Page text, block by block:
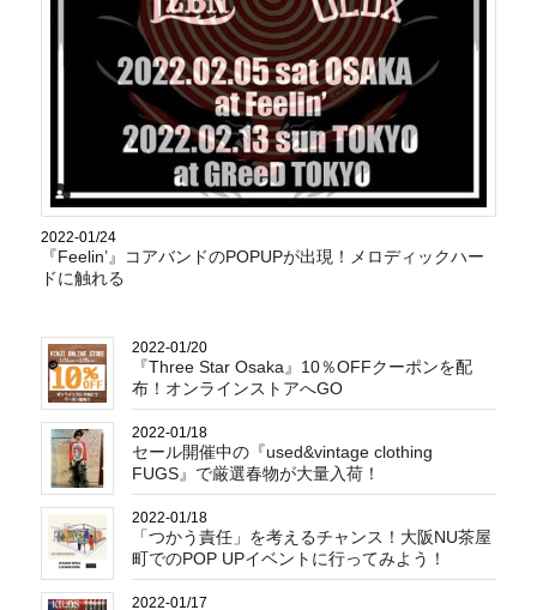
2022-01/24
『Feelin’』コアバンドのPOPUPが出現！メロディックハー
ドに触れる
2022-01/20
『Three Star Osaka』10％OFFクーポンを配
布！オンラインストアへGO
2022-01/18
セール開催中の『used&vintage clothing
FUGS』で厳選春物が大量入荷！
2022-01/18
「つかう責任」を考えるチャンス！大阪NU茶屋
町でのPOP UPイベントに行ってみよう！
2022-01/17